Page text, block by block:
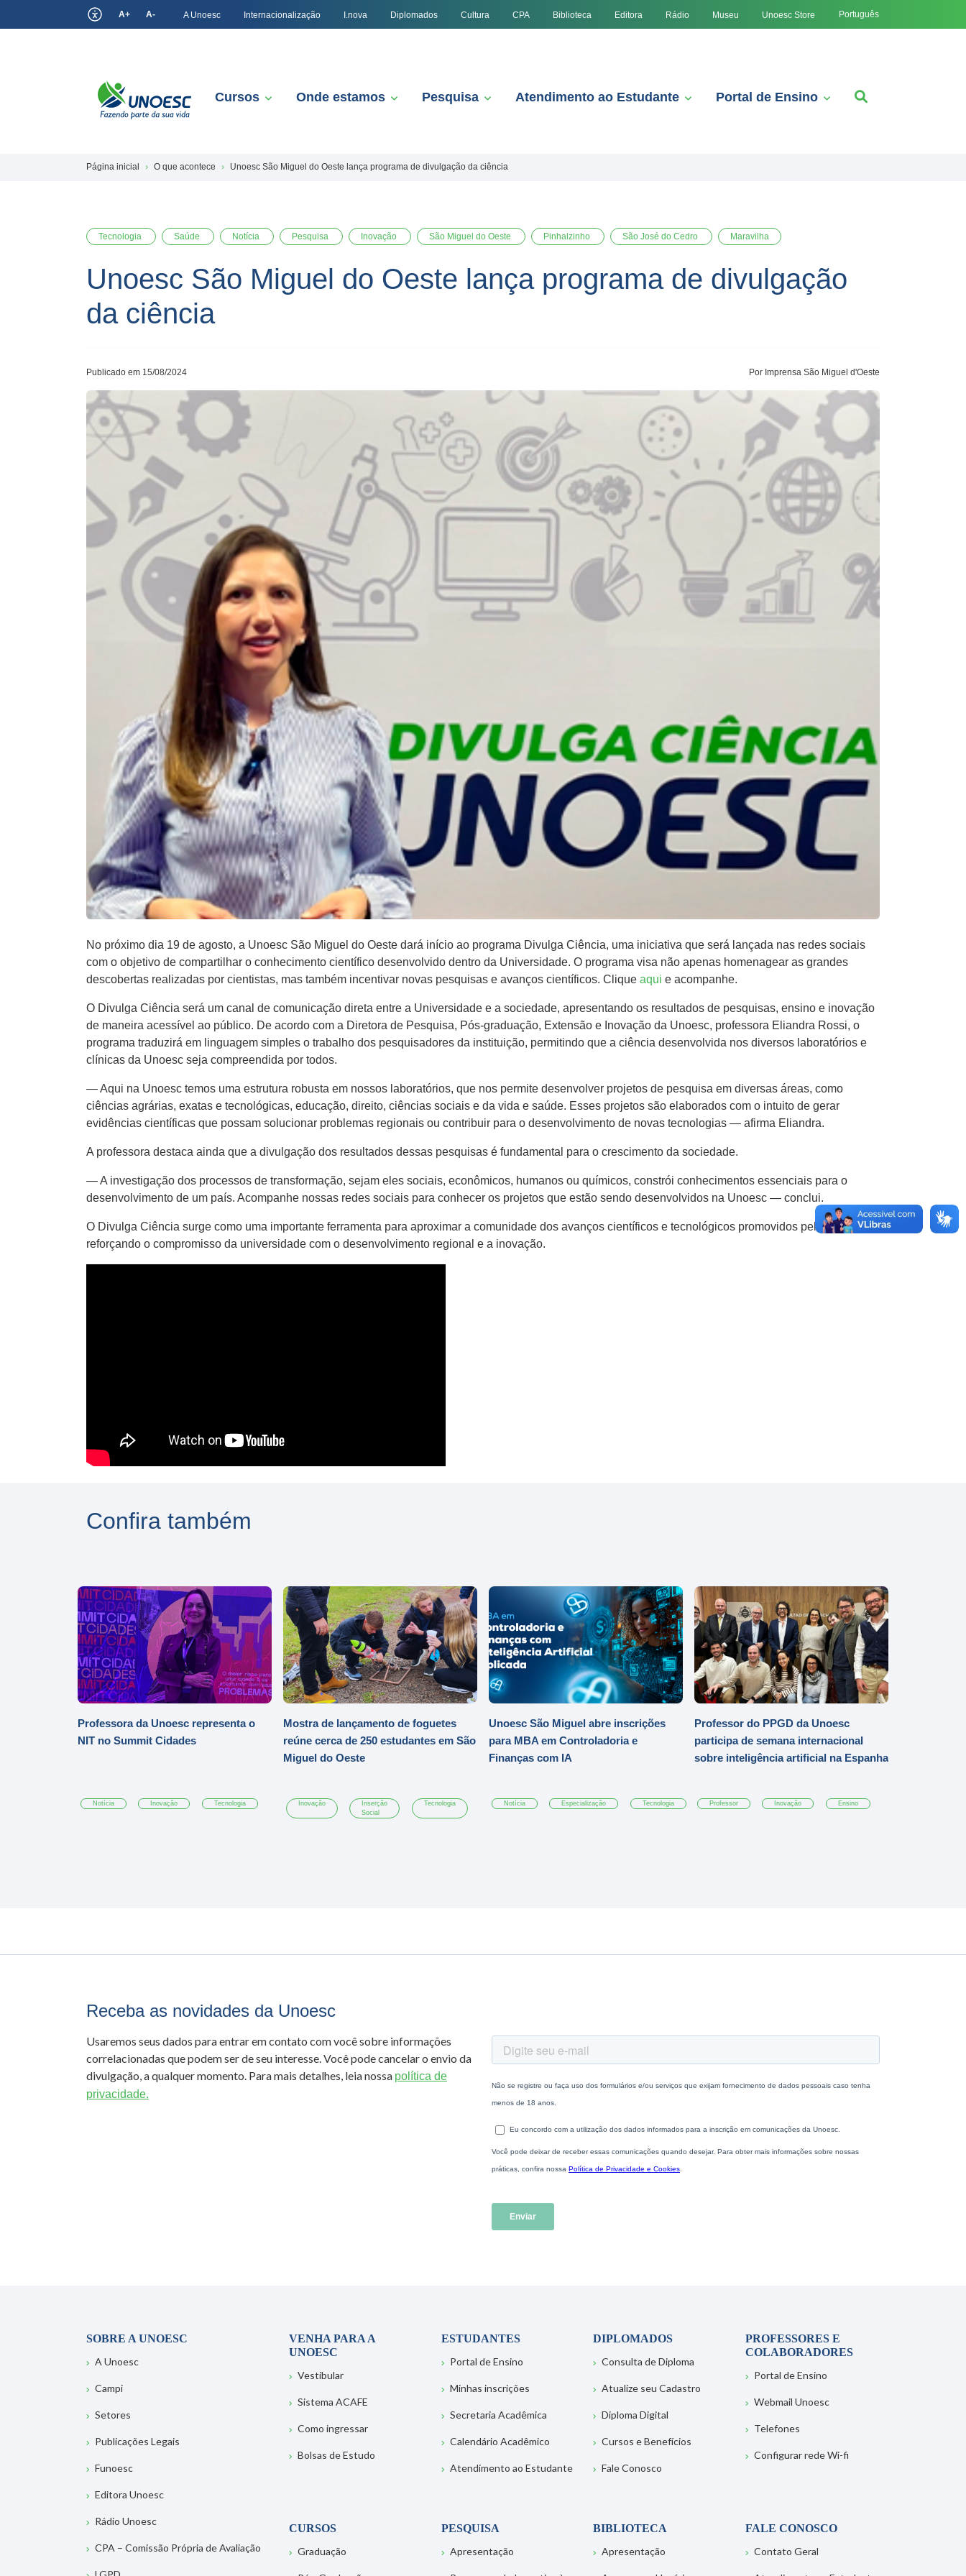
A+ A- A Unoesc Internacionalização I.nova Diplomados Cultura CPA Biblioteca Editora Rádio Museu Unoesc Store Português
Cursos Onde estamos Pesquisa Atendimento ao Estudante Portal de Ensino
Página inicial O que acontece Unoesc São Miguel do Oeste lança programa de divulgação da ciência
Tecnologia Saúde Notícia Pesquisa Inovação São Miguel do Oeste Pinhalzinho São José do Cedro Maravilha
Unoesc São Miguel do Oeste lança programa de divulgação
da ciência
Publicado em 15/08/2024 Por Imprensa São Miguel d'Oeste
No próximo dia 19 de agosto, a Unoesc São Miguel do Oeste dará início ao programa Divulga Ciência, uma iniciativa que será lançada nas redes sociais
com o objetivo de compartilhar o conhecimento científico desenvolvido dentro da Universidade. O programa visa não apenas homenagear as grandes
descobertas realizadas por cientistas, mas também incentivar novas pesquisas e avanços científicos. Clique aqui e acompanhe.
O Divulga Ciência será um canal de comunicação direta entre a Universidade e a sociedade, apresentando os resultados de pesquisas, ensino e inovação
de maneira acessível ao público. De acordo com a Diretora de Pesquisa, Pós-graduação, Extensão e Inovação da Unoesc, professora Eliandra Rossi, o
programa traduzirá em linguagem simples o trabalho dos pesquisadores da instituição, permitindo que a ciência desenvolvida nos diversos laboratórios e
clínicas da Unoesc seja compreendida por todos.
— Aqui na Unoesc temos uma estrutura robusta em nossos laboratórios, que nos permite desenvolver projetos de pesquisa em diversas áreas, como
ciências agrárias, exatas e tecnológicas, educação, direito, ciências sociais e da vida e saúde. Esses projetos são elaborados com o intuito de gerar
evidências científicas que possam solucionar problemas regionais ou contribuir para o desenvolvimento de novas tecnologias — afirma Eliandra.
A professora destaca ainda que a divulgação dos resultados dessas pesquisas é fundamental para o crescimento da sociedade.
— A investigação dos processos de transformação, sejam eles sociais, econômicos, humanos ou químicos, constrói conhecimentos essenciais para o
desenvolvimento de um país. Acompanhe nossas redes sociais para conhecer os projetos que estão sendo desenvolvidos na Unoesc — conclui.
O Divulga Ciência surge como uma importante ferramenta para aproximar a comunidade dos avanços científicos e tecnológicos promovidos pela Unoesc,
reforçando o compromisso da universidade com o desenvolvimento regional e a inovação.
Confira também
Professora da Unoesc representa o
NIT no Summit Cidades
Notícia Inovação Tecnologia
Mostra de lançamento de foguetes
reúne cerca de 250 estudantes em São
Miguel do Oeste
Inovação
Inserção
Social
Tecnologia
Unoesc São Miguel abre inscrições
para MBA em Controladoria e
Finanças com IA
Notícia Especialização Tecnologia
Professor do PPGD da Unoesc
participa de semana internacional
sobre inteligência artificial na Espanha
Professor Inovação Ensino
Receba as novidades da Unoesc
Usaremos seus dados para entrar em contato com você sobre informações
correlacionadas que podem ser de seu interesse. Você pode cancelar o envio da
divulgação, a qualquer momento. Para mais detalhes, leia nossa política de
privacidade.
SOBRE A UNOESC
A Unoesc
Campi
Setores
Publicações Legais
Funoesc
Editora Unoesc
Rádio Unoesc
CPA – Comissão Própria de Avaliação
VENHA PARA A
UNOESC
Vestibular
Sistema ACAFE
Como ingressar
Bolsas de Estudo
ESTUDANTES
Portal de Ensino
Minhas inscrições
Secretaria Acadêmica
Calendário Acadêmico
Atendimento ao Estudante
DIPLOMADOS
Consulta de Diploma
Atualize seu Cadastro
Diploma Digital
Cursos e Benefícios
Fale Conosco
PROFESSORES E
COLABORADORES
Portal de Ensino
Webmail Unoesc
Telefones
Configurar rede Wi-fi
CURSOS
Graduação
PESQUISA
Apresentação
BIBLIOTECA
Apresentação
FALE CONOSCO
Contato Geral